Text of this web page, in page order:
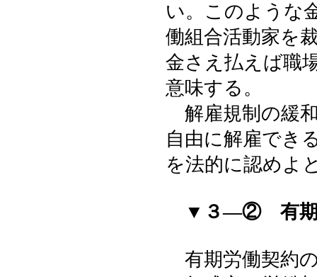
い。このような
働組合活動家を
金さえ払えば職
意味する。
解雇規制の緩
自由に解雇でき
を法的に認めよ
▼３―② 有期
有期労働契約